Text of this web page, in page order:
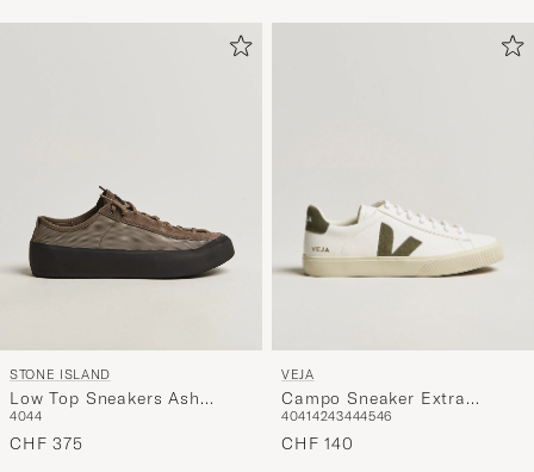
STONE ISLAND
Low Top Sneakers Ash
Brown
4044
CHF 375
VEJA
Campo Sneaker Extra
White/Khaki
40414243444546
CHF 140